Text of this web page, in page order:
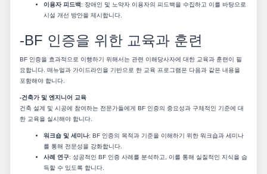
이용자 피드백: 장애인 및 노약자 이용자의 피드백을 수집하고 이를 바탕으로
시설 개선 방안을 제시합니다.
-BF 인증을 위한 교육과 훈련
BF 인증을 효과적으로 이행하기 위해서는 관련 이해당사자에 대한 교육과 훈련이 필
요합니다. 매뉴얼과 가이드라인을 기반으로 한 교육 프로그램은 다음과 같은 내용을
포함해야 합니다.
-건축가 및 엔지니어 교육
건축 설계 및 시공에 참여하는 전문가들에게 BF 인증의 중요성과 구체적인 기준에 대
한 교육을 실시해야 합니다.
워크숍 및 세미나: BF 인증의 목적과 기준을 이해하기 위한 워크숍과 세미나
를 통해 전문성을 강화합니다.
사례 연구: 성공적인 BF 인증 사례를 분석하고, 이를 통해 실질적인 지식을 습
득할 수 있도록 합니다.